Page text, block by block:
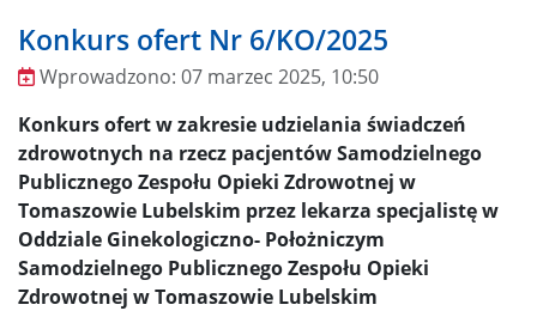
Konkurs ofert Nr 6/KO/2025
Wprowadzono
Wprowadzono: 07 marzec 2025, 10:50
Konkurs ofert w zakresie udzielania świadczeń
zdrowotnych na rzecz pacjentów Samodzielnego
Publicznego Zespołu Opieki Zdrowotnej w
Tomaszowie Lubelskim przez lekarza specjalistę w
Oddziale Ginekologiczno- Położniczym
Samodzielnego Publicznego Zespołu Opieki
Zdrowotnej w Tomaszowie Lubelskim